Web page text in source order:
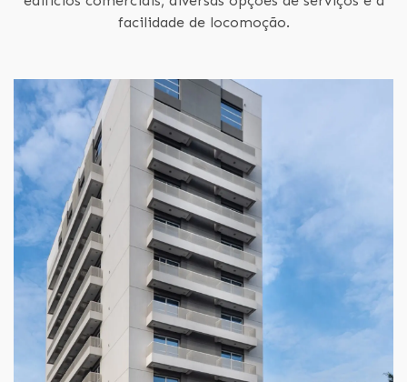
facilidade de locomoção.